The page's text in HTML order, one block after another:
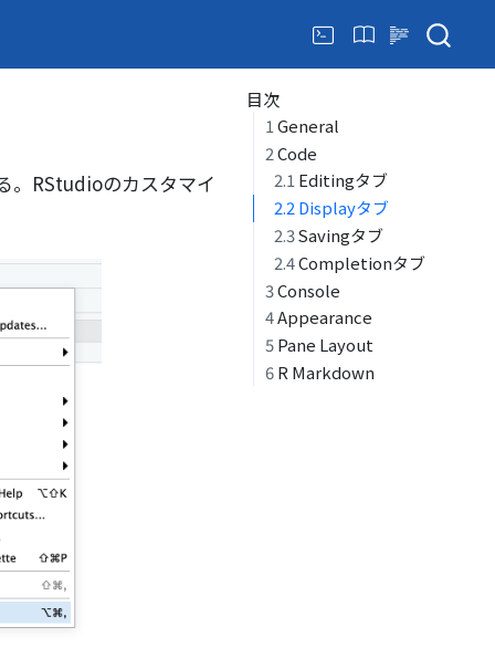
目次
1 General
2Code
2.1Editingタブ
2.2Displayタブ
2.3Savingタブ
2.4Completionタブ
3Console
4Appearance
5Pane Layout
6R Markdown
。RStudioのカスタマイ